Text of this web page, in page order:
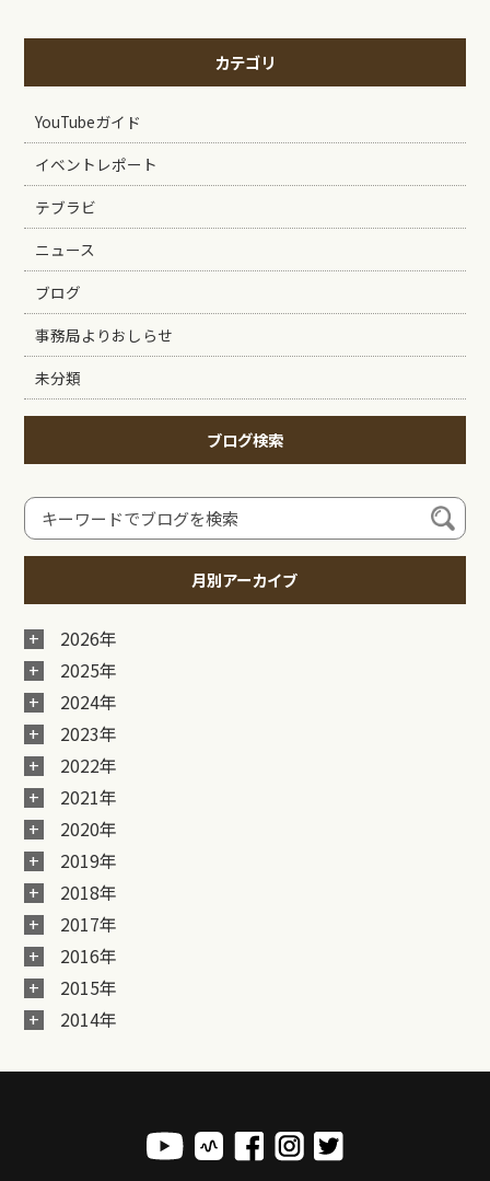
カテゴリ
YouTubeガイド
イベントレポート
テブラビ
ニュース
ブログ
事務局よりおしらせ
未分類
ブログ検索
月別アーカイブ
2026年
2025年
2024年
2023年
2022年
2021年
2020年
2019年
2018年
2017年
2016年
2015年
2014年